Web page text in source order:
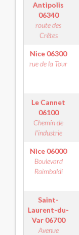
Antipolis
06340
route des
Crêtes
Nice 06300
rue de la Tour
Le Cannet
06100
Chemin de
l'industrie
Nice 06000
Boulevard
Raimbaldi
Saint-
Laurent-du-
Var 06700
Avenue